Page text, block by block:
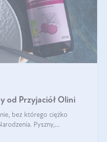
od Przyjaciół Olini
bez którego ciężko
Pyszny,